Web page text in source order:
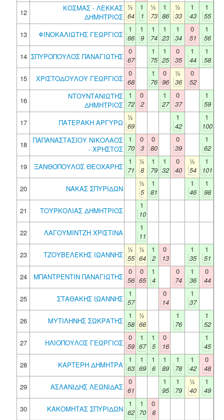
12
ΚΟΣΜΑΣ - ΛΕΚΚΑΣ
ΔΗΜΗΤΡΙΟΣ
½
64
1
1
½
73
1
86
½
33
1
43
1
55
13
ΦΙΝΟΚΑΛΙΩΤΗΣ ΓΕΩΡΓΙΟΣ
1
66
1
9
1
74
1
23
1
34
0
51
1
56
14 ΣΠΥΡΟΠΟΥΛΟΣ ΠΑΝΑΓΙΩΤΗΣ
0
67
1
75
1
25
0
35
1
44
1
58
15
ΧΡΙΣΤΟΔΟΥΛΟΥ ΓΕΩΡΓΙΟΣ
0
68
1
76
0
96
½
36
0
52
16
ΝΤΟΥΝΤΑΝΙΩΤΗΣ
ΔΗΜΗΤΡΙΟΣ
1
72
0
2
1
27
0
37
1
59
17
ΠΑΤΕΡΑΚΗ ΑΡΓΥΡΩ
½
69
1
42
1
100
18
ΠΑΠΑΝΑΣΤΑΣΙΟΥ ΝΙΚΟΛΑΟΣ
- ΧΡΗΣΤΟΣ
1
70
0
3
0
80
0
39
1
62
19
ΞΑΝΘΟΠΟΥΛΟΣ ΘΕΟΧΑΡΗΣ
1
71
½
8
1
79
1
32
0
40
½
54
1
101
20
ΝΑΚΑΣ ΣΠΥΡΙΔΩΝ
½
5
1
81
1
46
1
98
21
ΤΟΥΡΚΟΛΙΑΣ ΔΗΜΗΤΡΙΟΣ
1
10
22
ΛΑΓΟΥΜΙΝΤΖΗ ΧΡΙΣΤΙΝΑ
1
11
23
ΤΖΟΥΒΕΛΕΚΗΣ ΙΩΑΝΝΗΣ
½
55
½
64
1
2
0
13
1
35
1
51
24
ΜΠΑΝΤΡΕΝΤΙΝ ΠΑΝΑΓΙΩΤΗΣ
0
56
0
65
1
4
0
74
1
36
0
44
25
ΣΤΑΘΑΚΗΣ ΙΩΑΝΝΗΣ
1
57
0
14
1
37
26
ΜΥΤΙΛΗΝΗΣ ΣΩΚΡΑΤΗΣ
1
58
½
66
1
76
1
52
27
ΗΛΙΟΠΟΥΛΟΣ ΓΕΩΡΓΙΟΣ
0
59
1
67
1
5
0
16
1
45
28
ΚΑΡΤΕΡΗ ΔΗΜΗΤΡΑ
1
63
1
69
1
6
1
89
1
78
1
42
0
48
29
ΑΣΛΑΝΙΔΗΣ ΛΕΩΝΙΔΑΣ
0
61
1
95
1
79
½
40
1
49
30
ΚΑΚΟΜΗΤΑΣ ΣΠΥΡΙΔΩΝ
1
62
1
70
0
8